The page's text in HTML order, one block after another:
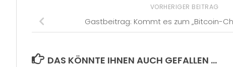
VORHERIGER BEITRAG
Gastbeitrag: Kommt es zum „Bitcoin-
DAS KÖNNTE IHNEN AUCH GEFALLEN …